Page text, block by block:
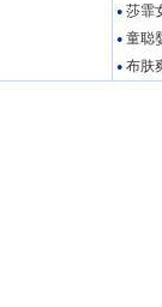
●莎霏
●童聪
●布肤